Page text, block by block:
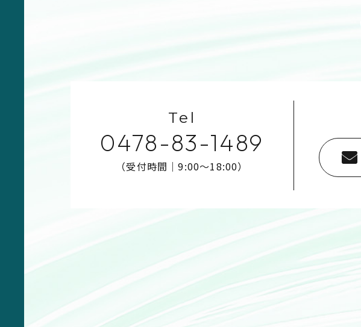
Tel
0478-83-1489
（受付時間｜9:00〜18:00）